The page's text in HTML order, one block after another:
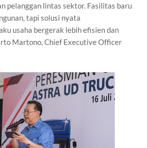
pelanggan lintas sektor. Fasilitas baru
tapi solusi nyata
usaha bergerak lebih efisien dan
Martono, Chief Executive Officer